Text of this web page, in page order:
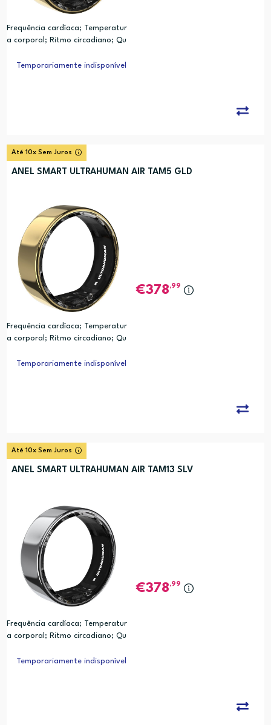
Frequência cardíaca; Temperatur
a corporal; Ritmo circadiano; Qu
orias; Analise de Relogio Biologic
Temporariamente indisponível
Até 10x Sem Juros
ANEL SMART ULTRAHUMAN AIR TAM5 GLD
Frequência cardíaca; Temperatur
a corporal; Ritmo circadiano; Qu
orias; Analise de Relogio Biologic
378,99
Temporariamente indisponível
Até 10x Sem Juros
ANEL SMART ULTRAHUMAN AIR TAM13 SLV
Frequência cardíaca; Temperatur
a corporal; Ritmo circadiano; Qu
orias; Analise de Relogio Biologic
378,99
Temporariamente indisponível